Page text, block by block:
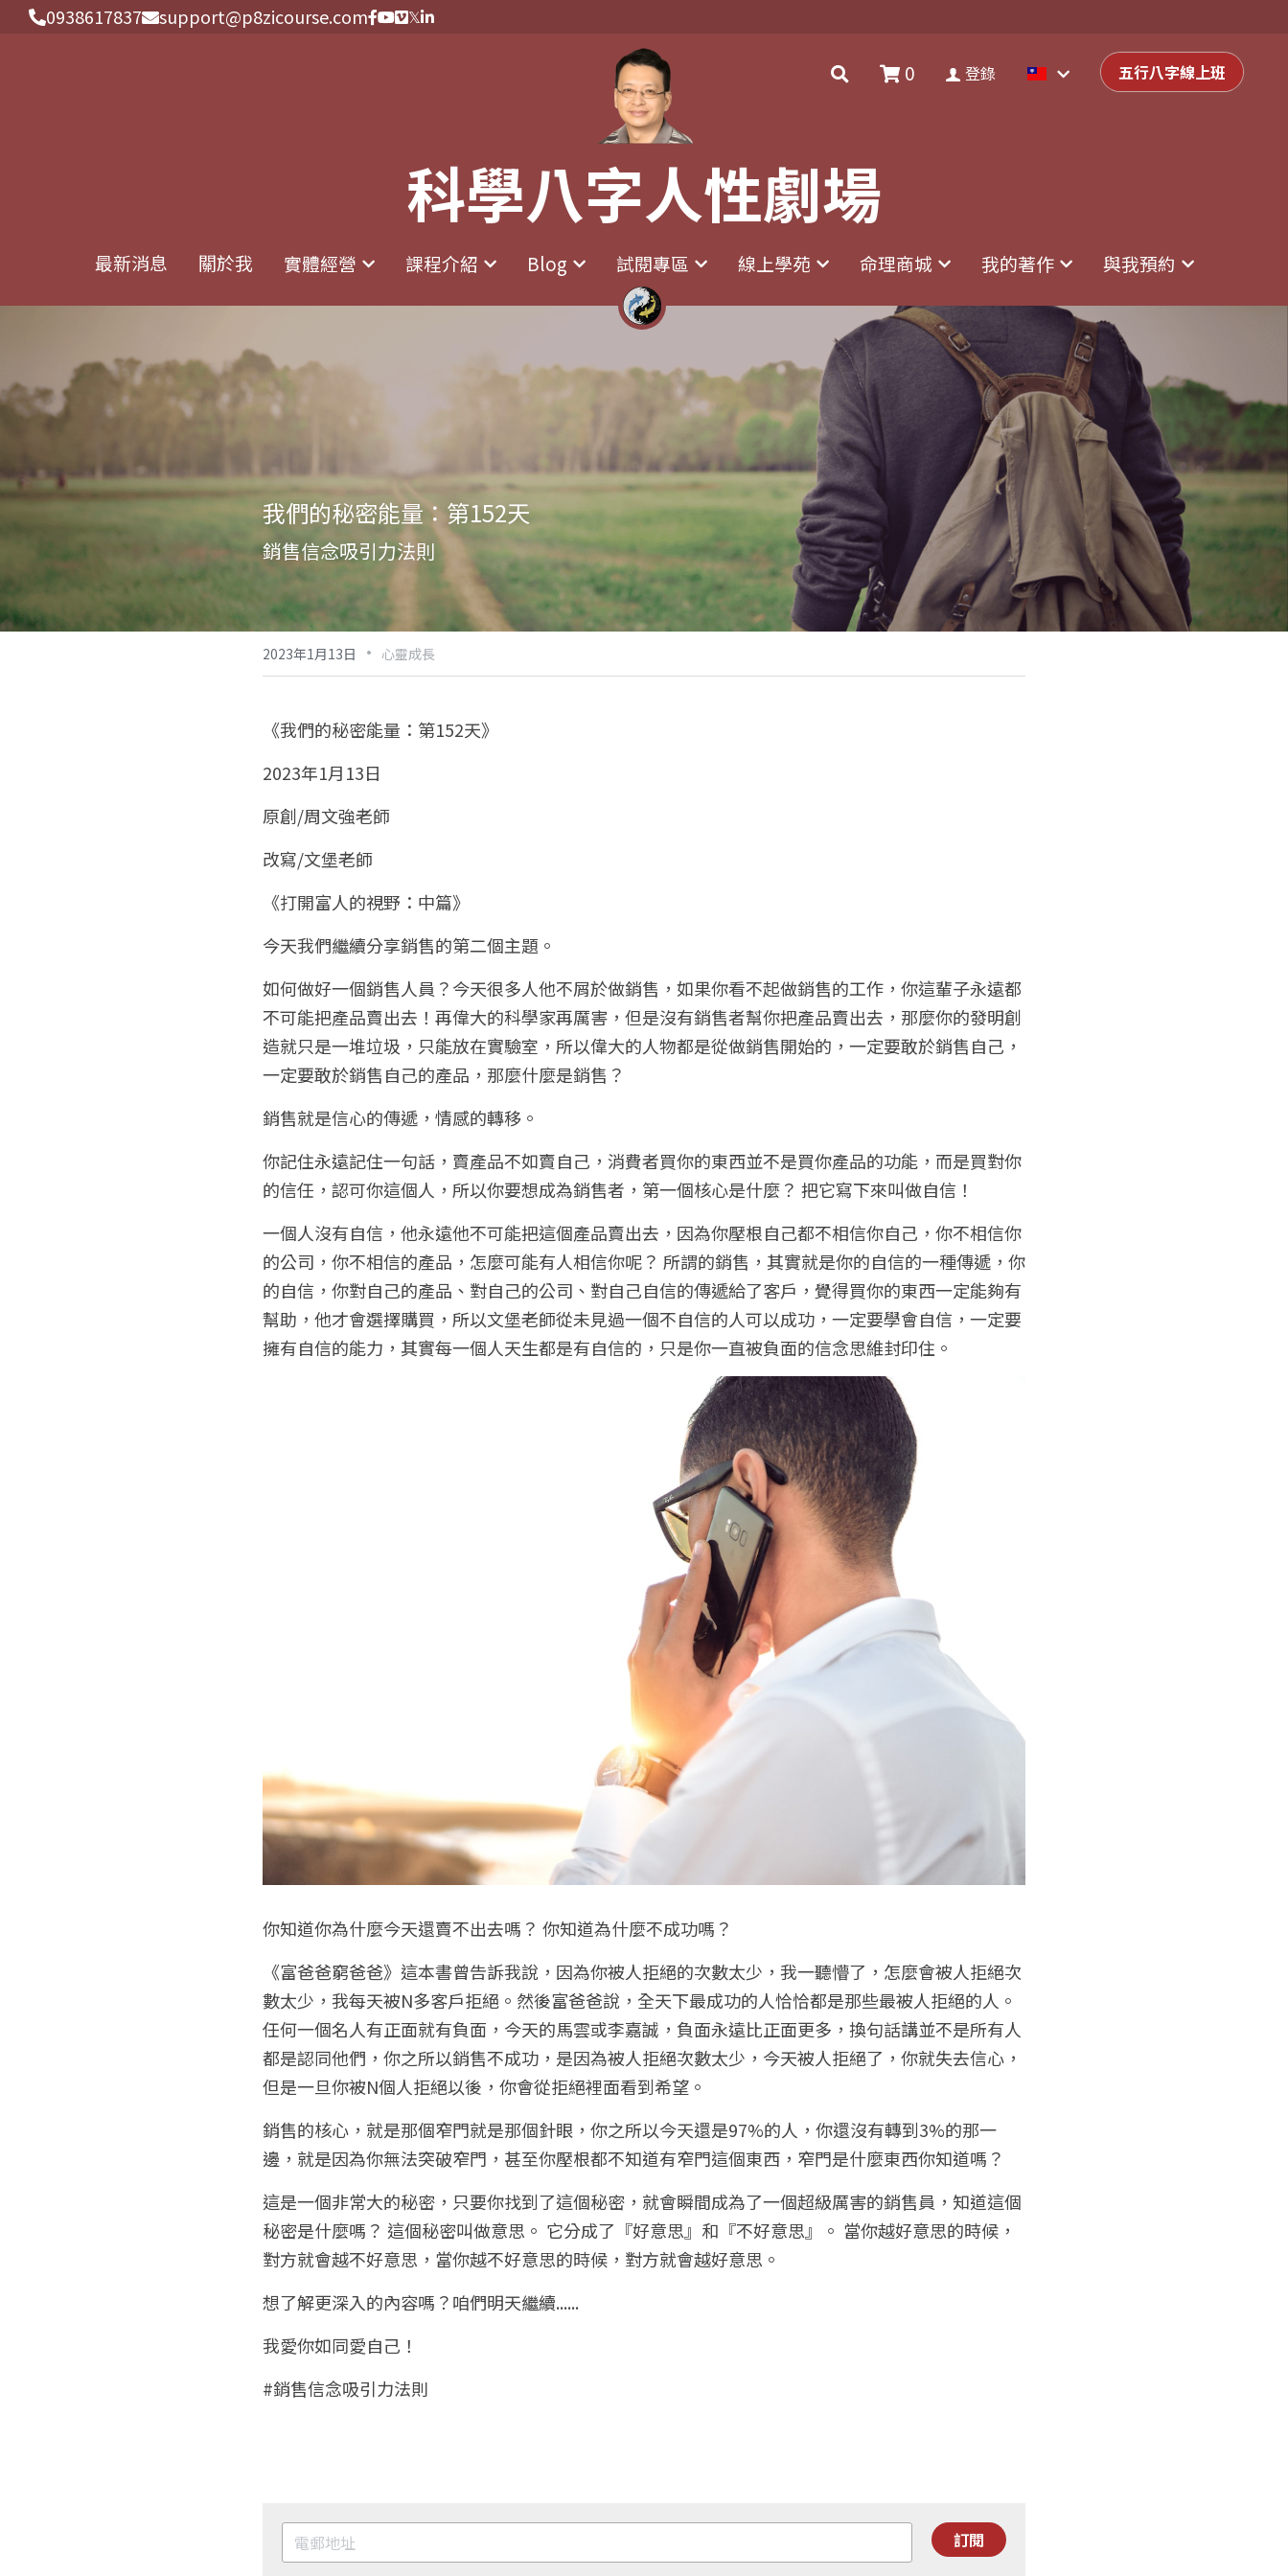
0938617837 support@p8zicourse.com
科學八字人性劇場
最新消息 關於我 實體經營 課程介紹 Blog 試閱專區 線上學苑 命理商城 我的著作 與我預約
0 登錄 五行八字線上班
0938617837 support@p8zicourse.com
科學八字人性劇場
最新消息 關於我 實體經營 課程介紹 Blog 試閱專區 線上學苑 命理商城 我的著作 與我預約
0 登錄 五行八字線上班
我們的秘密能量：第152天
銷售信念吸引力法則
2023年1月13日 · 心靈成長
《我們的秘密能量：第152天》
2023年1月13日
原創/周文強老師
改寫/文堡老師
《打開富人的視野：中篇》
今天我們繼續分享銷售的第二個主題。
如何做好一個銷售人員？今天很多人他不屑於做銷售，如果你看不起做銷售的工作，你這輩子永遠都
不可能把產品賣出去！再偉大的科學家再厲害，但是沒有銷售者幫你把產品賣出去，那麼你的發明創
造就只是一堆垃圾，只能放在實驗室，所以偉大的人物都是從做銷售開始的，一定要敢於銷售自己，
一定要敢於銷售自己的產品，那麼什麼是銷售？
銷售就是信心的傳遞，情感的轉移。
你記住永遠記住一句話，賣產品不如賣自己，消費者買你的東西並不是買你產品的功能，而是買對你
的信任，認可你這個人，所以你要想成為銷售者，第一個核心是什麼？ 把它寫下來叫做自信！
一個人沒有自信，他永遠他不可能把這個產品賣出去，因為你壓根自己都不相信你自己，你不相信你
的公司，你不相信的產品，怎麼可能有人相信你呢？ 所謂的銷售，其實就是你的自信的一種傳遞，你
的自信，你對自己的產品、對自己的公司、對自己自信的傳遞給了客戶，覺得買你的東西一定能夠有
幫助，他才會選擇購買，所以文堡老師從未見過一個不自信的人可以成功，一定要學會自信，一定要
擁有自信的能力，其實每一個人天生都是有自信的，只是你一直被負面的信念思維封印住。
你知道你為什麼今天還賣不出去嗎？ 你知道為什麼不成功嗎？
《富爸爸窮爸爸》這本書曾告訴我說，因為你被人拒絕的次數太少，我一聽懵了，怎麼會被人拒絕次
數太少，我每天被N多客戶拒絕。然後富爸爸說，全天下最成功的人恰恰都是那些最被人拒絕的人。
任何一個名人有正面就有負面，今天的馬雲或李嘉誠，負面永遠比正面更多，換句話講並不是所有人
都是認同他們，你之所以銷售不成功，是因為被人拒絕次數太少，今天被人拒絕了，你就失去信心，
但是一旦你被N個人拒絕以後，你會從拒絕裡面看到希望。
銷售的核心，就是那個窄門就是那個針眼，你之所以今天還是97%的人，你還沒有轉到3%的那一
邊，就是因為你無法突破窄門，甚至你壓根都不知道有窄門這個東西，窄門是什麼東西你知道嗎？
這是一個非常大的秘密，只要你找到了這個秘密，就會瞬間成為了一個超級厲害的銷售員，知道這個
秘密是什麼嗎？ 這個秘密叫做意思。 它分成了『好意思』和『不好意思』。 當你越好意思的時候，
對方就會越不好意思，當你越不好意思的時候，對方就會越好意思。
想了解更深入的內容嗎？咱們明天繼續......
我愛你如同愛自己！
#銷售信念吸引力法則
訂閱